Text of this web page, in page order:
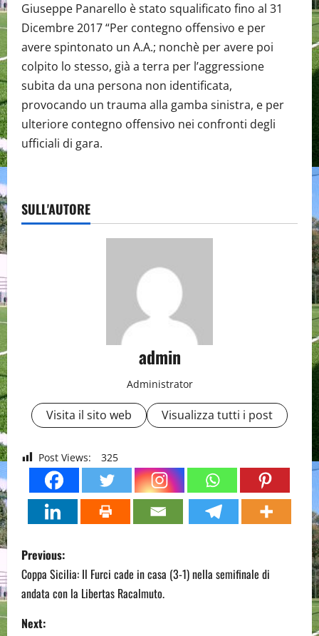
Giuseppe Panarello è stato squalificato fino al 31
Dicembre 2017 “Per contegno offensivo e per
avere spintonato un A.A.; nonchè per avere poi
colpito lo stesso, già a terra per l’aggressione
subita da una persona non identificata,
provocando un trauma alla gamba sinistra, e per
ulteriore contegno offensivo nei confronti degli
ufficiali di gara.
SULL'AUTORE
admin
Administrator
Visita il sito web Visualizza tutti i post
Post Views: 325
P
o
s
Previous:
Coppa Sicilia: Il Furci cade in casa (3-1) nella semifinale di
andata con la Libertas Racalmuto.
Next: